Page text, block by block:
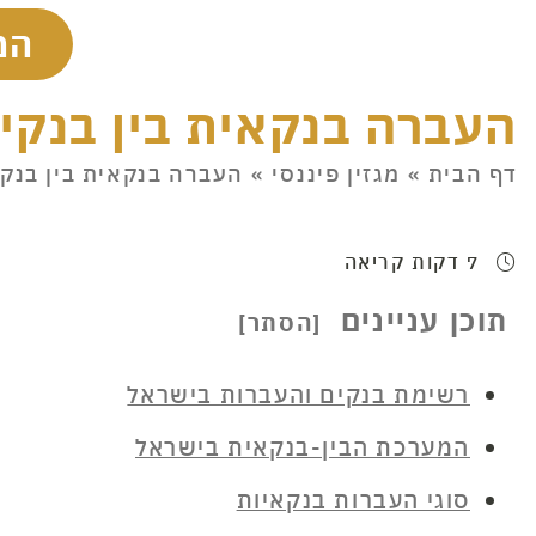
העברה בנקאית בין
דף הבית » מגזין פיננסי » העברה בנקאית בין
תוכן עניינים
רשימת בנקים והעברות בישראל
המערכת הבין-בנקאית בישראל
סוגי העברות בנקאיות